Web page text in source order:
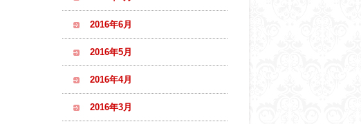
2016年6月
2016年5月
2016年4月
2016年3月